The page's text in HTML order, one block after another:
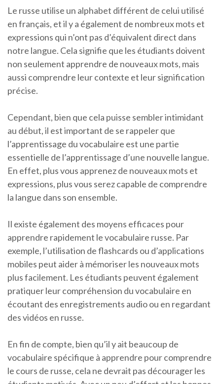
Le russe utilise un alphabet différent de celui utilisé
en français, et il y a également de nombreux mots et
expressions qui n’ont pas d’équivalent direct dans
notre langue. Cela signifie que les étudiants doivent
non seulement apprendre de nouveaux mots, mais
aussi comprendre leur contexte et leur signification
précise.
Cependant, bien que cela puisse sembler intimidant
au début, il est important de se rappeler que
l’apprentissage du vocabulaire est une partie
essentielle de l’apprentissage d’une nouvelle langue.
En effet, plus vous apprenez de nouveaux mots et
expressions, plus vous serez capable de comprendre
la langue dans son ensemble.
Il existe également des moyens efficaces pour
apprendre rapidement le vocabulaire russe. Par
exemple, l’utilisation de flashcards ou d’applications
mobiles peut aider à mémoriser les nouveaux mots
plus facilement. Les étudiants peuvent également
pratiquer leur compréhension du vocabulaire en
écoutant des enregistrements audio ou en regardant
des vidéos en russe.
En fin de compte, bien qu’il y ait beaucoup de
vocabulaire spécifique à apprendre pour comprendre
le cours de russe, cela ne devrait pas décourager les